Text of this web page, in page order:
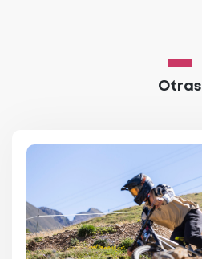
Otras